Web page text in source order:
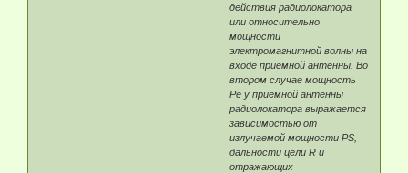
действия радиолокатора
или относительно
мощности
электромагнитной волны на
входе приемной антенны. Во
втором случае мощность
Pe у приемной антенны
радиолокатора выражается
зависимостью от
излучаемой мощности PS,
дальности цели R и
отражающих